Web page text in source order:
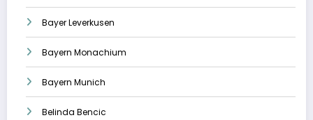
Bayer Leverkusen
Bayern Monachium
Bayern Munich
Belinda Bencic